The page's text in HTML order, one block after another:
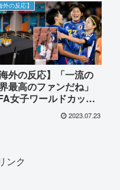
外の反応】
海外の反応】「一流の
最高のファンだね」
女子ワールドカップ
の大勝利後、日本サポ
ターが行った清掃活動
2023.07.23
ンク